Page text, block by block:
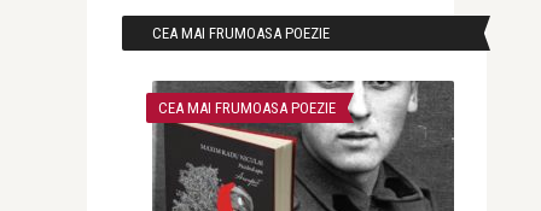
CEA MAI FRUMOASA POEZIE
CEA MAI FRUMOASA POEZIE